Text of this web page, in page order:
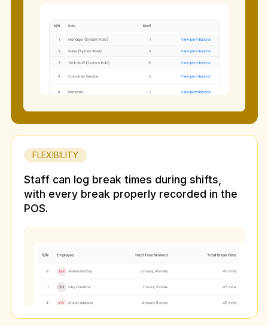
FLEXIBILITY
Staff can log break times during shifts,
with every break properly recorded in the
POS.